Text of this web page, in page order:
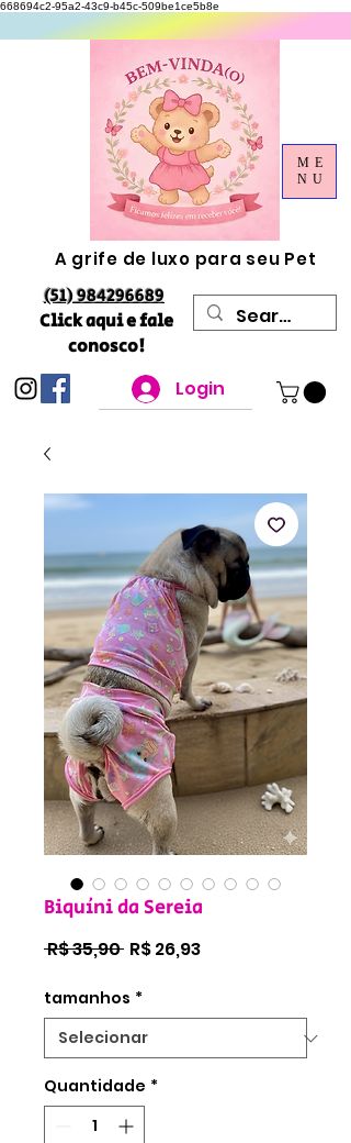
668694c2-95a2-43c9-b45c-509be1ce5b8e
A grife de luxo para seu Pet
(51) 984296689
Click aqui e fale
conosco!
Login
ME
NU
Biquíni da Sereia
R$ 35,90 Preço
R$ 26,93Preço
tamanhos *
Quantidade *